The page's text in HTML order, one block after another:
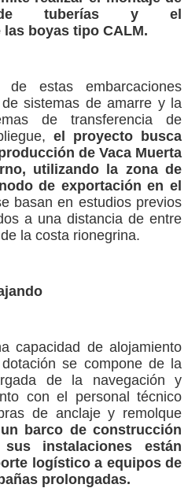
de tuberías y el
boyas tipo CALM.
estas embarcaciones
sistemas de amarre y la
de transferencia de
el proyecto busca
de Vaca Muerta
utilizando la zona de
de exportación en el
basan en estudios previos
a una distancia de entre
la costa rionegrina.
capacidad de alojamiento
se compone de la
de la navegación y
con el personal técnico
de anclaje y remolque
barco de construcción
instalaciones están
logístico a equipos de
prolongadas.